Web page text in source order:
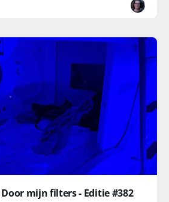
mijn filters - Editie #382